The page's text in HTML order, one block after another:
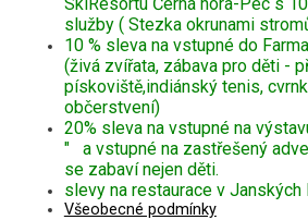
služby ( Stezka okrunami
10 % sleva na vstupné do
(živá zvířata, zábava pro děti -
pískoviště,indiánský tenis,
občerstvení)
20% sleva na vstupné na
" a vstupné na zastřešený
se zabaví nejen děti.
slevy na restaurace v Janských
Všeobecné podmínky